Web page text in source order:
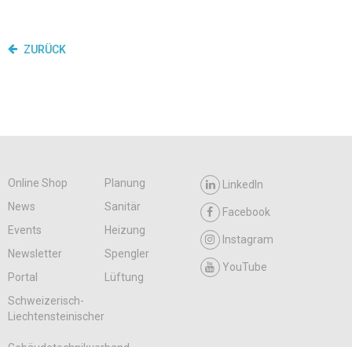
ZURÜCK
Online Shop
Planung
News
Sanitär
Events
Heizung
Newsletter
Spengler
Portal
Lüftung
LinkedIn
Facebook
Instagram
YouTube
Schweizerisch-
Liechtensteinischer